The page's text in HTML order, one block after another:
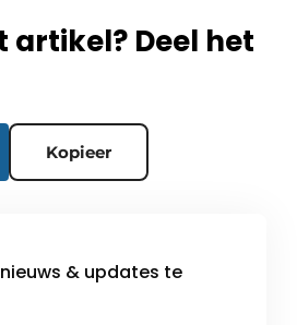
artikel? Deel het
Kopieer
& updates te